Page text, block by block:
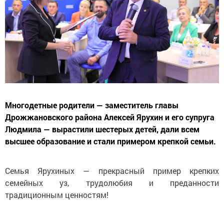
Многодетные родители — заместитель главы
Дрожжановского района Алексей Ярухин и его супруга
Людмила — вырастили шестерых детей, дали всем
высшее образование и стали примером крепкой семьи.
Семья Ярухиных — прекрасный пример крепких
семейных уз, трудолюбия и преданности
традиционным ценностям!